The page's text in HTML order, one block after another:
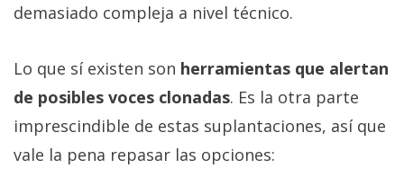
demasiado compleja a nivel técnico.
Lo que sí existen son herramientas que alertan
de posibles voces clonadas. Es la otra parte
imprescindible de estas suplantaciones, así que
vale la pena repasar las opciones: